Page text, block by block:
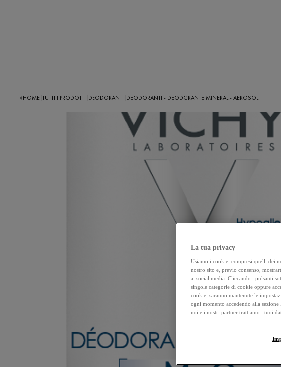
HOME TUTTI I PRODOTTI DEODORANTI DEODORANTI - DEODORANTE MINERAL - AEROSOL
La tua privacy
Usiamo i cookie, compresi quelli dei
nostro sito e, previo consenso,
ai social media. Cliccando i pulsanti
singole categorie di cookie oppure
cookie, saranno mantenute le
ogni momento accedendo alla
noi e i nostri partner trattiamo i tuoi